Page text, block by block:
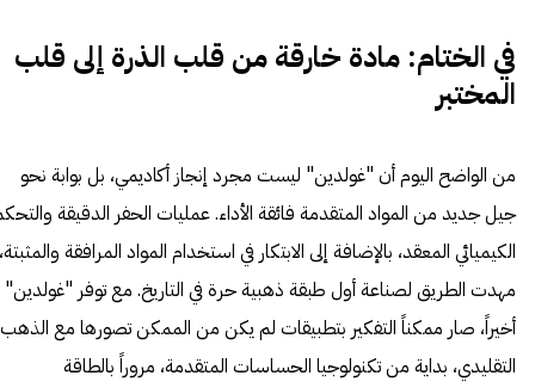
في الختام: مادة خارقة من قلب الذرة إلى قلب
المختبر
من الواضح اليوم أن "غولدين" ليست مجرد إنجاز أكاديمي، بل بوابة نحو
جيل جديد من المواد المتقدمة فائقة الأداء. عمليات الحفر الدقيقة
الكيميائي المعقد، بالإضافة إلى الابتكار في استخدام المواد المرافقة والمثبتة،
مهدت الطريق لصناعة أول طبقة ذهبية حرة في التاريخ. مع توفر "غولدين"
أخيراً، صار ممكناً التفكير بتطبيقات لم يكن من الممكن تصورها مع الذهب
التقليدي، بداية من تكنولوجيا الحساسات المتقدمة، مروراً بالطاقة